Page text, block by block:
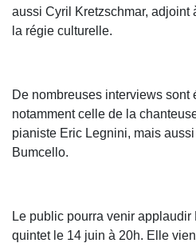
aussi Cyril Kretzschmar, adjoint
la régie culturelle.
De nombreuses interviews sont
notamment celle de la
pianiste Eric Legnini, mais
Bumcello.
Le public pourra venir
quintet le 14 juin à 20h. Elle